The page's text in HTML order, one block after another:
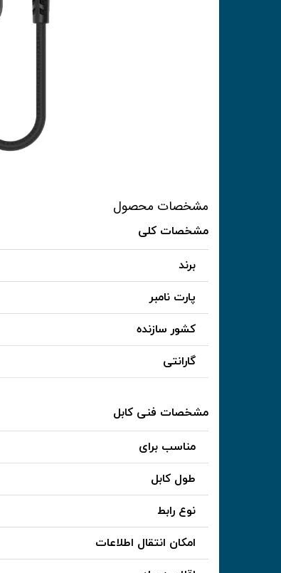
مشخصات محصول
مشخصات کلی
برند
پارت نامبر
کشور سازنده
گارانتی
مشخصات فنی کابل
مناسب برای
طول کابل
نوع رابط
امکان انتقال اطلاعات